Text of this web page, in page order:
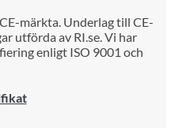
märkta. Underlag till CE-
utförda av RI.se. Vi har
enligt ISO 9001 och